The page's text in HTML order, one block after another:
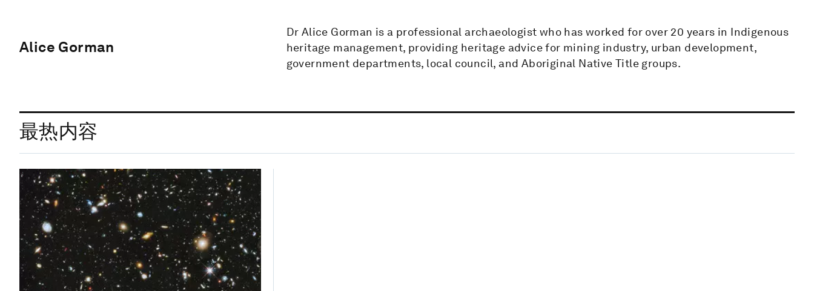
Alice Gorman
Dr Alice Gorman is a professional archaeologist who has worked for over 20 years in Indigenous
heritage management, providing heritage advice for mining industry, urban development,
government departments, local council, and Aboriginal Native Title groups.
最热内容